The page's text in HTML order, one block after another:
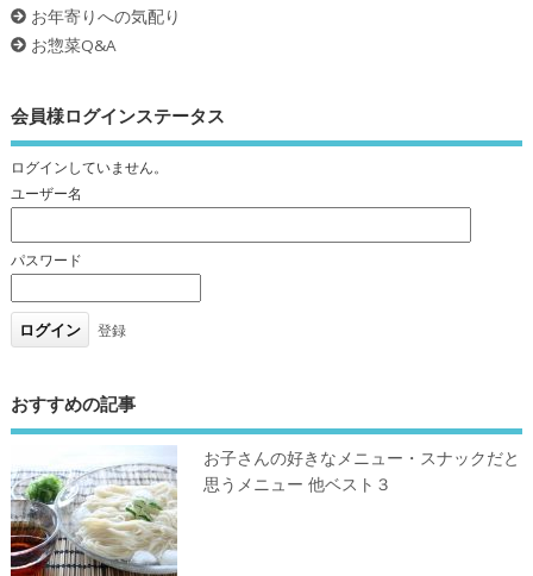
お年寄りへの気配り
お惣菜Q&A
会員様ログインステータス
ログインしていません。
ユーザー名
パスワード
登録
おすすめの記事
お子さんの好きなメニュー・スナックだと
思うメニュー 他ベスト３